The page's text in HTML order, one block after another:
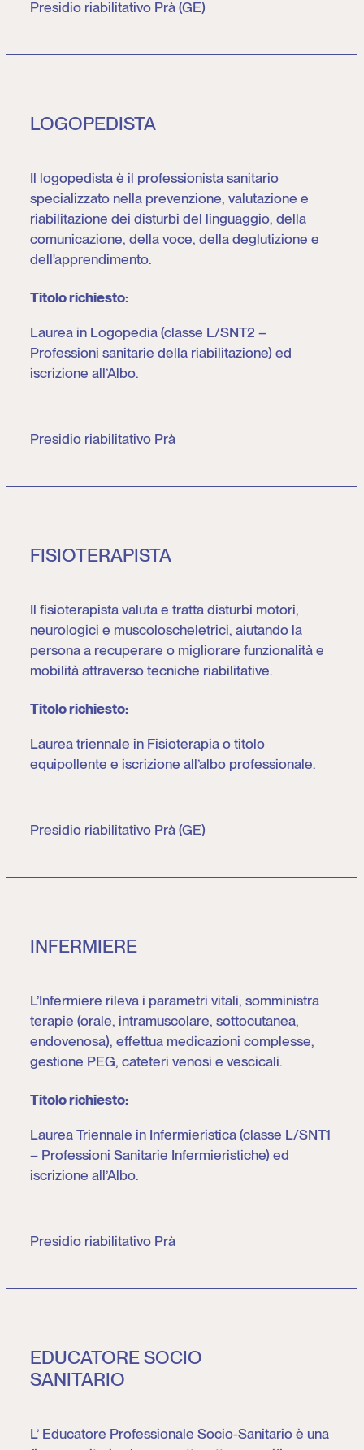
Presidio riabilitativo Prà (GE)
LOGOPEDISTA
Il logopedista è il professionista sanitario
specializzato nella prevenzione, valutazione e
riabilitazione dei disturbi del linguaggio, della
comunicazione, della voce, della deglutizione e
dell'apprendimento.
Titolo richiesto:
Laurea in Logopedia (classe L/SNT2 –
Professioni sanitarie della riabilitazione) ed
iscrizione all’Albo.
Presidio riabilitativo Prà
FISIOTERAPISTA
Il fisioterapista valuta e tratta disturbi motori,
neurologici e muscoloscheletrici, aiutando la
persona a recuperare o migliorare funzionalità e
mobilità attraverso tecniche riabilitative.
Titolo richiesto:
Laurea triennale in Fisioterapia o titolo
equipollente e iscrizione all’albo professionale.
Presidio riabilitativo Prà (GE)
INFERMIERE
L’Infermiere rileva i parametri vitali, somministra
terapie (orale, intramuscolare, sottocutanea,
endovenosa), effettua medicazioni complesse,
gestione PEG, cateteri venosi e vescicali.
Titolo richiesto:
Laurea Triennale in Infermieristica (classe L/SNT1
– Professioni Sanitarie Infermieristiche) ed
iscrizione all’Albo.
Presidio riabilitativo Prà
EDUCATORE SOCIO
SANITARIO
L’ Educatore Professionale Socio-Sanitario è una